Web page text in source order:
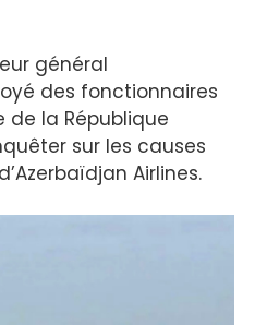
général
des fonctionnaires
de la République
sur les causes
Airlines.